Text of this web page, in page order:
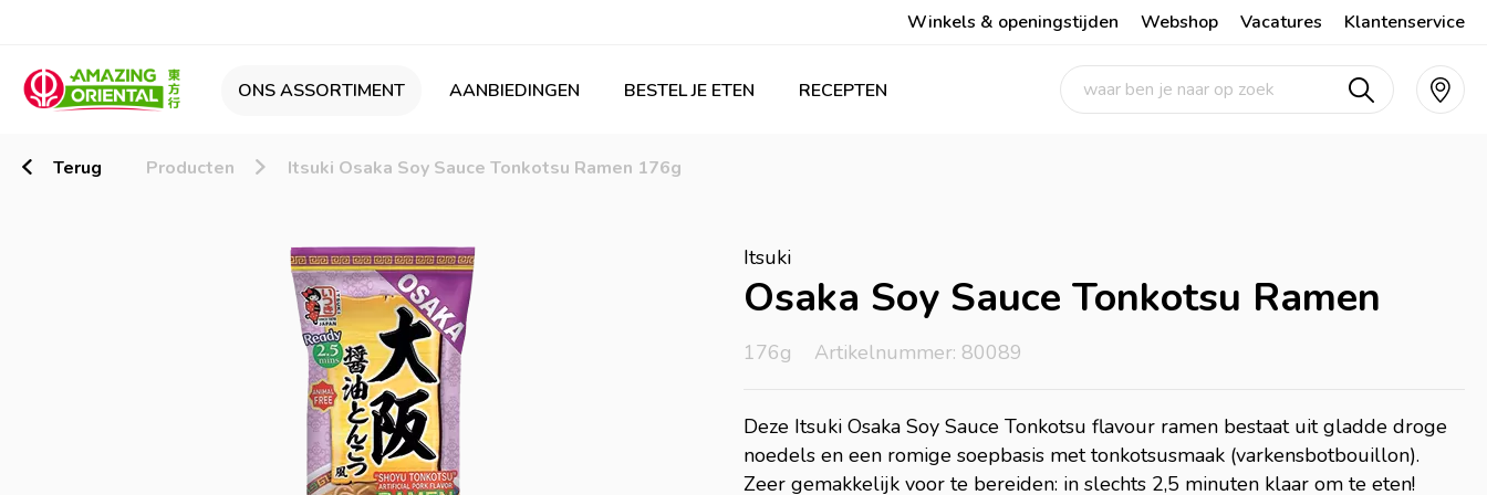
Winkels & openingstijden Webshop Vacatures Klantenservice
ONS ASSORTIMENT AANBIEDINGEN BESTEL JE ETEN RECEPTEN
Terug Producten Itsuki Osaka Soy Sauce Tonkotsu Ramen 176g
Itsuki
Osaka Soy Sauce Tonkotsu Ramen
176g Artikelnummer: 80089
Deze Itsuki Osaka Soy Sauce Tonkotsu flavour ramen bestaat uit gladde droge
noedels en een romige soepbasis met tonkotsusmaak (varkensbotbouillon).
Zeer gemakkelijk voor te bereiden: in slechts 2,5 minuten klaar om te eten!